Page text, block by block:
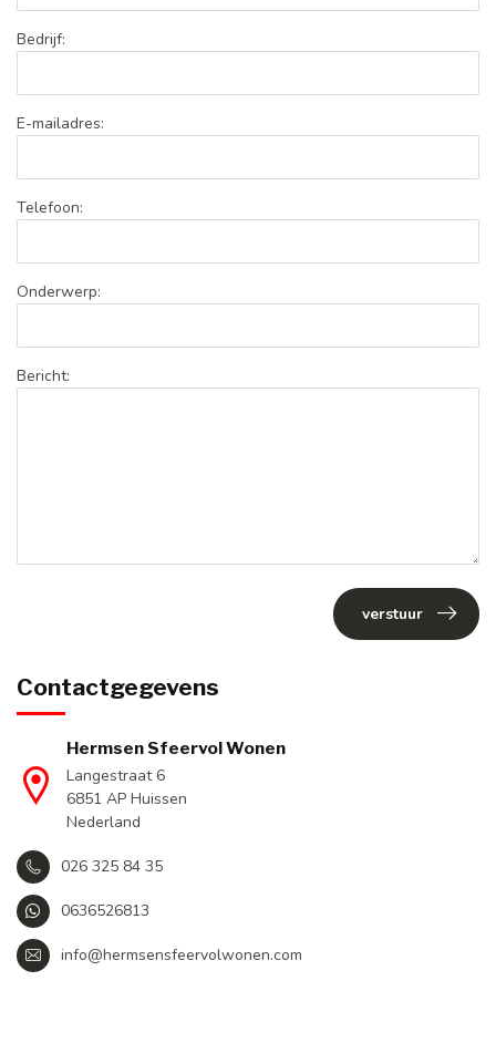
Bedrijf:
E-mailadres:
Telefoon:
Onderwerp:
Bericht:
verstuur
Contactgegevens
026 325 84 35
0636526813
info@hermsensfeervolwonen.com
Hermsen Sfeervol Wonen
Langestraat 6
6851 AP Huissen
Nederland